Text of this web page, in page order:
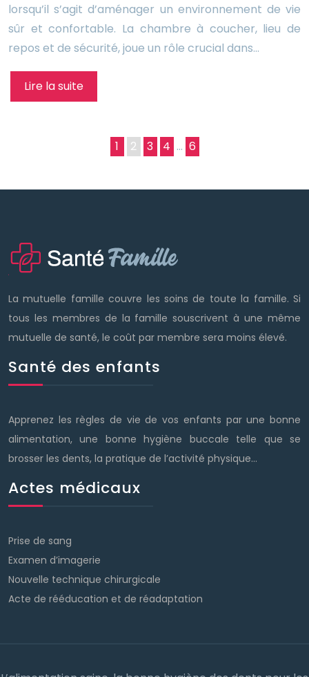
lorsqu’il s’agit d’aménager un environnement de vie
sûr et confortable. La chambre à coucher, lieu de
repos et de sécurité, joue un rôle crucial dans…
Lire la suite
1 2 3 4 … 6
La mutuelle famille couvre les soins de toute la famille. Si
tous les membres de la famille souscrivent à une même
mutuelle de santé, le coût par membre sera moins élevé.
Santé des enfants
Apprenez les règles de vie de vos enfants par une bonne
alimentation, une bonne hygiène buccale telle que se
brosser les dents, la pratique de l’activité physique…
Actes médicaux
Prise de sang
Examen d’imagerie
Nouvelle technique chirurgicale
Acte de rééducation et de réadaptation